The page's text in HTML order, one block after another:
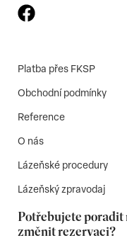
Platba přes FKSP
Obchodní podmínky
Reference
O nás
Lázeňské procedury
Lázeňský zpravodaj
Potřebujete poradit
změnit rezervaci?